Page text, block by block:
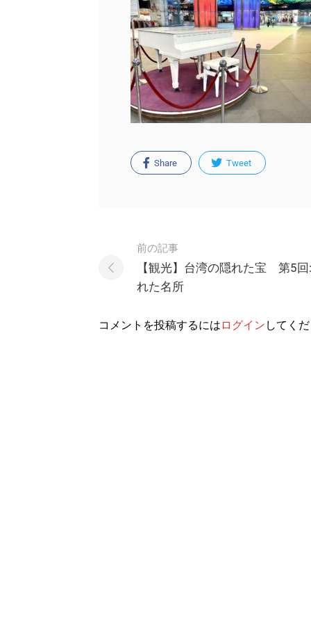
Share Tweet
Post
navigation
前の記事
【観光】台湾の隠れた宝 第5
れた名所
コメントを投稿するには ログイン してく